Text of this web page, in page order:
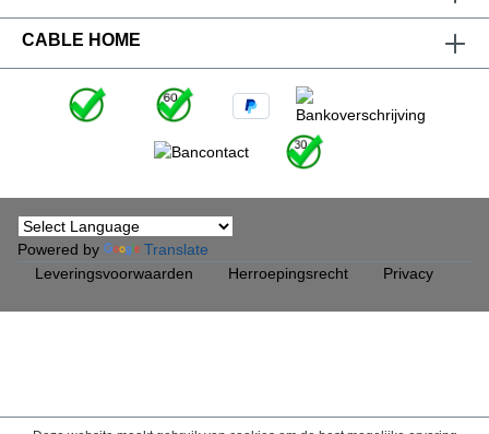
CABLE HOME
Powered by
Translate
Leveringsvoorwaarden
Herroepingsrecht Privacy